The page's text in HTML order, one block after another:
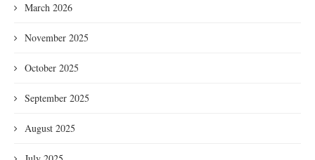
March 2026
November 2025
October 2025
September 2025
August 2025